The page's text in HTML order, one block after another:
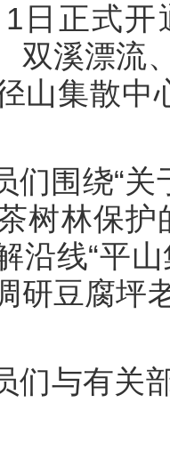
日正式
双溪漂流
山集散中
们围绕“关
树林保护
沿线“平
研豆腐坪
们与有关